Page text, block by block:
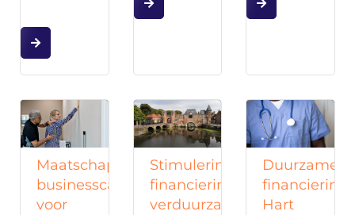
Maatschappelijke
businesscase
voor
Stimulering
financiering
verduurzaming
Duurzame
financiering
Hart